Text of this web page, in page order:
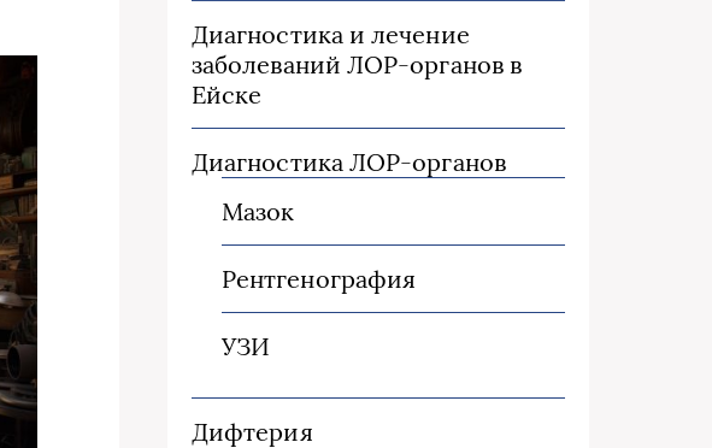
Диагностика и лечение
заболеваний ЛОР-органов в
Ейске
Диагностика ЛОР-органов
Мазок
Рентгенография
УЗИ
Дифтерия